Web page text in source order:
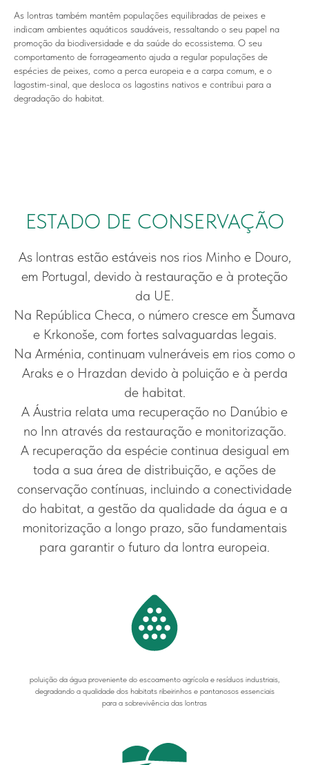
As lontras também mantêm populações equilibradas de peixes e
indicam ambientes aquáticos saudáveis, ressaltando o seu papel na
promoção da biodiversidade e da saúde do ecossistema. O seu
comportamento de forrageamento ajuda a regular populações de
espécies de peixes, como a perca europeia e a carpa comum, e o
lagostim-sinal, que desloca os lagostins nativos e contribui para a
degradação do habitat.
ESTADO DE CONSERVAÇÃO
As lontras estão estáveis nos rios Minho e Douro,
em Portugal, devido à restauração e à proteção
da UE.
Na República Checa, o número cresce em Šumava
e Krkonoše, com fortes salvaguardas legais.
Na Arménia, continuam vulneráveis em rios como o
Araks e o Hrazdan devido à poluição e à perda
de habitat.
A Áustria relata uma recuperação no Danúbio e
no Inn através da restauração e monitorização.
A recuperação da espécie continua desigual em
toda a sua área de distribuição, e ações de
conservação contínuas, incluindo a conectividade
do habitat, a gestão da qualidade da água e a
monitorização a longo prazo, são fundamentais
para garantir o futuro da lontra europeia.
poluição da água proveniente do escoamento agrícola e resíduos industriais,
degradando a qualidade dos habitats ribeirinhos e pantanosos essenciais
para a sobrevivência das lontras